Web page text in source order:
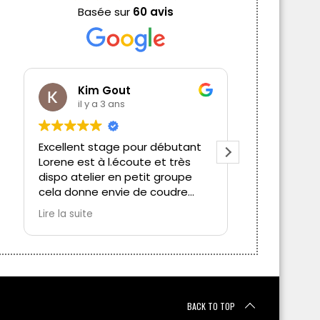
Basée sur 60 avis
Kim Gout
il y a 3 ans
Excellent stage pour débutant
Lorene est à l.écoute et très
dispo atelier en petit groupe
cela donne envie de coudre
Je reviendrai me perfectionner
Lire la suite
Le stage
bien
d'une jupe
une
est très à
partage
Lire la suite
BACK TO TOP